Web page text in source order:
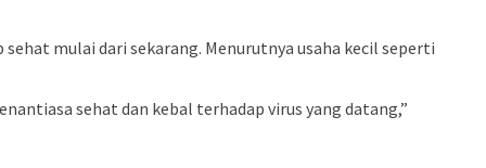
mulai dari sekarang. Menurutnya usaha kecil seperti
sehat dan kebal terhadap virus yang datang,”